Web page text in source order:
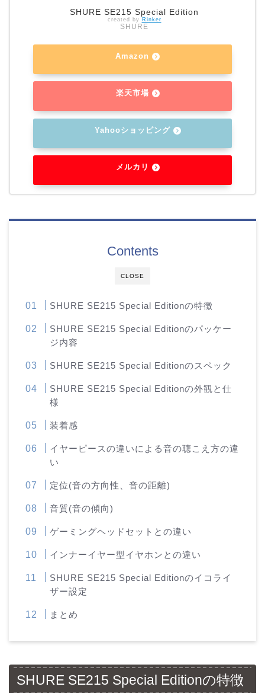
SHURE SE215 Special Edition
created by Rinker
SHURE
Amazon
楽天市場
Yahooショッピング
メルカリ
CLOSE
Contents
SHURE SE215 Special Editionの特徴
SHURE SE215 Special Editionのパッケー
ジ内容
SHURE SE215 Special Editionのスペック
SHURE SE215 Special Editionの外観と仕
様
装着感
イヤーピースの違いによる音の聴こえ方の違
い
定位(音の方向性、音の距離)
音質(音の傾向)
ゲーミングヘッドセットとの違い
インナーイヤー型イヤホンとの違い
SHURE SE215 Special Editionのイコライ
ザー設定
まとめ
SHURE SE215 Special Editionの特徴